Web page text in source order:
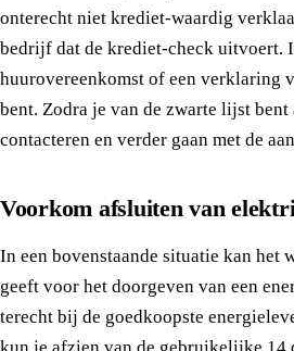
onterecht niet krediet-waardig
bedrijf dat de krediet-check uitvoert.
huurovereenkomst of een verklaring
bent. Zodra je van de zwarte lijst
contacteren en verder gaan met de
Voorkom afsluiten van
In een bovenstaande situatie kan het
geeft voor het doorgeven van een
terecht bij de goedkoopste